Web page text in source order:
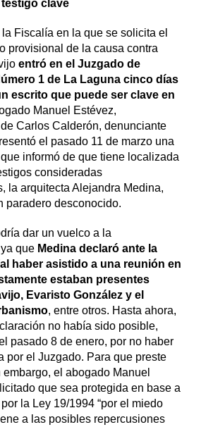
clave
Fiscalía en la que se solicita el
provisional de la causa contra
entró en el Juzgado de
1 de La Laguna cinco días
escrito que puede ser clave en
Manuel Estévez,
Carlos Calderón, denunciante
el pasado 11 de marzo una
informó de que tiene localizada
consideradas
la arquitecta Alejandra Medina,
paradero desconocido.
dar un vuelco a la
queMedina declaró ante la
haber asistido a una reunión en
estaban presentes
Evaristo González y el
, entre otros. Hasta ahora,
no había sido posible,
pasado 8 de enero, por no haber
por el Juzgado. Para que preste
el abogado Manuel
que sea protegida en base a
la Ley 19/1994 “por el miedo
a las posibles repercusiones